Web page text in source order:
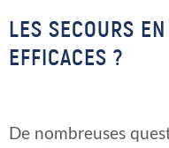
LES SECOURS
EFFICACES ?
De nombreuses